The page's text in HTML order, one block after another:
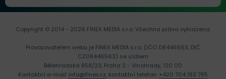
Copyright © 2014 - 2026 FINEX MEDIA s.r.o.Všechna práva vyhrazena.
Provozovatelem webu je FINEX MEDIA s.r.o. (IČO 08446563, DIČ
CZ08446563) se sídlem
Bělehradská 858/23, Praha 2 - Vinohrady, 120 00
Kontaktní e-mail: info@finex.cz, kontaktní telefon: +420 704 183 785